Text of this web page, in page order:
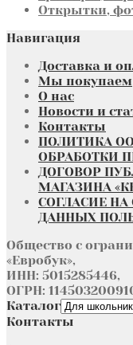
Открытки,
Навигация
Доставка и
Мы покупаем
О нас
Новости и
Контакты
ПОЛИТИКА
ОБРАБОТКИ
ДОГОВОР
МАГАЗИНА
СОГЛАСИЕ
ДАННЫХ
Общество с
«Евробук»,
ИНН: 5015285446,
ОГРН:
Каталог
Контакты